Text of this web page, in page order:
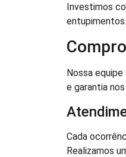
Investimos
Nossa
e garantia
Cada
Realizamos